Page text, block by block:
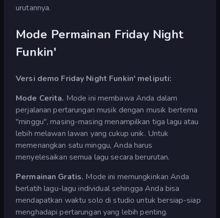
urutannya.
Mode Permainan Friday Night
Funkin'
Versi demo Friday Night Funkin' meliputi:
Mode Cerita. Mode ini membawa Anda dalam
perjalanan pertarungan musik dengan musik bertema
"minggu", masing-masing menampilkan tiga lagu atau
lebih melawan lawan yang cukup unik. Untuk
memenangkan satu minggu, Anda harus
menyelesaikan semua lagu secara berurutan.
Permainan Gratis. Mode ini memungkinkan Anda
berlatih lagu-lagu individual sehingga Anda bisa
mendapatkan waktu solo di studio untuk bersiap-siap
menghadapi pertarungan yang lebih penting.